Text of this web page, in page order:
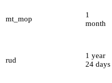
mt_mop
1
month
rud
1 year
24 days